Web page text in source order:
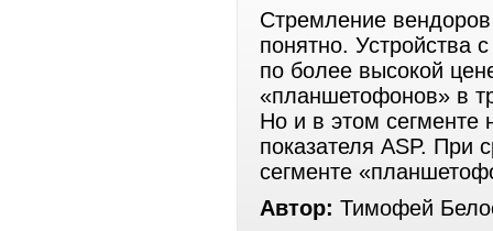
Стремление
понятно. Устройства
по более высокой
«планшетофонов» в
Но и в этом сегменте
показателя ASP. При
сегменте
Автор: Тимофей